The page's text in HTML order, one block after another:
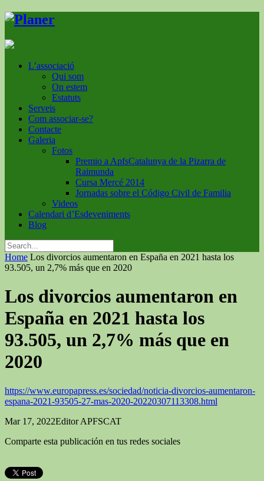
L’associació
Qui som
On estem
Estatuts
Serveis
Com associar-se?
Contacte
Galeria
Fotos
Premio a ApfsCatalunya de la Pizarra de
Raimunda
Cursa Mercé 2014
Jornadas sobre el Código Civil de Familia
Videos
Calendari d’Esdeveniments
Blog
Home Los divorcios aumentaron en España en 2021 hasta los
93.505, un 2,7% más que en 2020
Los divorcios aumentaron en
España en 2021 hasta los
93.505, un 2,7% más que en
2020
https://www.europapress.es/sociedad/noticia-divorcios-aumentaron-
espana-2021-93505-27-mas-2020-20220307113308.html
Mar 17, 2022Editor APFSCAT
Comparte esta publicación en tus redes sociales